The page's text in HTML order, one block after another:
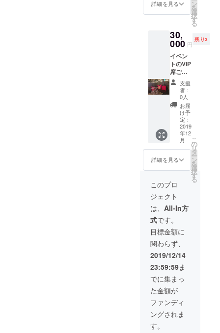
場時に
と支援
完了時
のホー
ム画像
をご提
示いた
だき入
場して
いただ
く形と
なりま
す。
です。
(〒542-
0085 大
阪市中
央区心
斎橋筋
１丁目
５−６
ミュー
ズ３８
９ビル
B1) ※イ
ベント
チケッ
トに関
しまし
ては、
イベン
トご来
場時に
お名前
と支援
完了時
のホー
ム画像
をご提
示いた
だき入
場して
いただ
く形と
なりま
す。 ※4
人テー
ブルの
ご案内
となり
ます。
詳細を見る ン
を
選
択
す
る
30,
000 円
残り3
イベン
トのVIP
席ご案
内 ＊
12/15(
15:00～
19:00
@BER
OSAKA
でのイ
ベント
です。
(〒542-
0085 大
阪府大
阪市中
央区心
斎橋筋
１丁目
５−６
ミュー
ズ３８
９ビル
B1) ※イ
ベント
チケッ
トに関
しまし
ては、
イベン
トご来
場時に
支援
者：
0人
お届
け予
定：
2019
年12
月
詳細を見る
こ
の
リ
タ
ー
ン
を
選
択
す
る
このプロ
ジェクト
は、 All-In方
式です。
目標金額に
関わらず、
2019/12/14
23:59:59ま
でに集まっ
た金額が
ファンディ
ングされま
す。